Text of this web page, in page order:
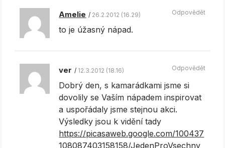
Amelie 26.2.2012 (16.29)
to je úžasný nápad.
Odpovědět
ver 12.3.2012 (18.16)
Dobrý den, s kamarádkami jsme si
dovolily se Vaším nápadem inspirovat
a uspořádaly jsme stejnou akci.
Výsledky jsou k vidění tady
https://picasaweb.google.com/100437
108087403158158/JedenProVsechny
Odpovědět